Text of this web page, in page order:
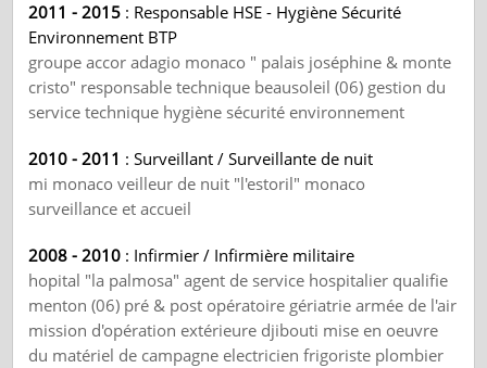
2011 - 2015 : Responsable HSE - Hygiène Sécurité
Environnement BTP
groupe accor adagio monaco " palais joséphine & monte
cristo" responsable technique beausoleil (06) gestion du
service technique hygiène sécurité environnement
2010 - 2011 : Surveillant / Surveillante de nuit
mi monaco veilleur de nuit "l'estoril" monaco
surveillance et accueil
2008 - 2010 : Infirmier / Infirmière militaire
hopital "la palmosa" agent de service hospitalier qualifie
menton (06) pré & post opératoire gériatrie armée de l'air
mission d'opération extérieure djibouti mise en oeuvre
du matériel de campagne electricien frigoriste plombier